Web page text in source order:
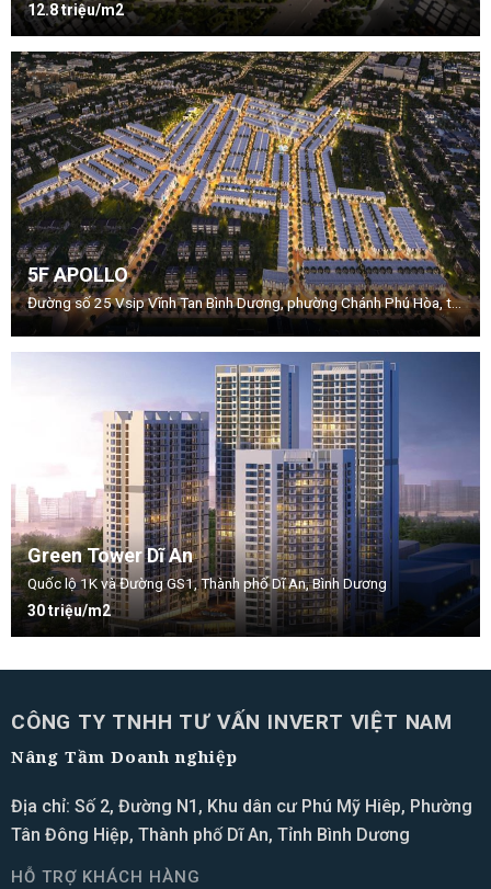
12.8 triệu/m2
5F APOLLO
Đường số 25 Vsip Vĩnh Tan Bình Dương, phường Chánh Phú Hòa, thị xã Bến Cát, tỉnh Bình Dương
Green Tower Dĩ An
Quốc lộ 1K và Đường GS1, Thành phố Dĩ An, Bình Dương
30 triệu/m2
CÔNG TY TNHH TƯ VẤN INVERT VIỆT NAM
Nâng Tầm Doanh nghiệp
Địa chỉ: Số 2, Đường N1, Khu dân cư Phú Mỹ Hiêp, Phường
Tân Đông Hiệp, Thành phố Dĩ An, Tỉnh Bình Dương
HỖ TRỢ KHÁCH HÀNG